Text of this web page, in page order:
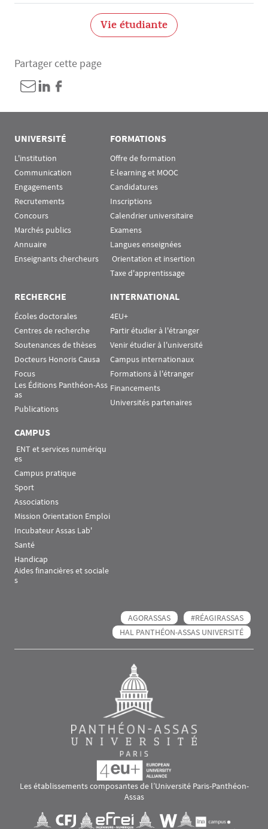
Vie étudiante
Partager cette page
UNIVERSITÉ
L'institution
Communication
Engagements
Recrutements
Concours
Marchés publics
Annuaire
Enseignants chercheurs
FORMATIONS
Offre de formation
E-learning et MOOC
Candidatures
Inscriptions
Calendrier universitaire
Examens
Langues enseignées
Orientation et insertion
Taxe d'apprentissage
RECHERCHE
Écoles doctorales
Centres de recherche
Soutenances de thèses
Docteurs Honoris Causa
Focus
Les Éditions Panthéon-Ass
as
Publications
INTERNATIONAL
4EU+
Partir étudier à l'étranger
Venir étudier à l'université
Campus internationaux
Formations à l'étranger
Financements
Universités partenaires
CAMPUS
es
Campus pratique
Sport
Associations
Mission Orientation Emploi
Incubateur Assas Lab'
Santé
Handicap
Aides financières et sociale
s
AGORASSAS
#RÉAGIRASSAS
HAL PANTHÉON-ASSAS UNIVERSITÉ
Les établissements composantes de l’Université Paris-Panthéon-
Assas
Visuel svgVisuel svg Visuel svgVisuel svg